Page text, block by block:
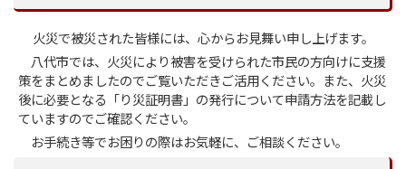
火災で被災された皆様には、心からお見舞い申し上げます。
八代市では、火災により被害を受けられた市民の方向けに支援
策をまとめましたのでご覧いただきご活用ください。また、火災
後に必要となる「り災証明書」の発行について申請方法を記載し
ていますのでご確認ください。
お手続き等でお困りの際はお気軽に、ご相談ください。